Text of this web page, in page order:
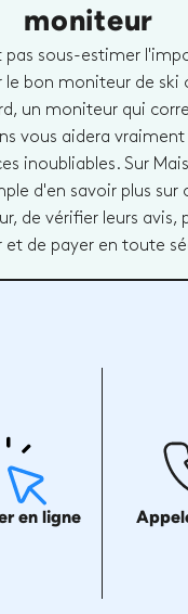
moniteur
pas sous-estimer
le bon moniteur de ski
un moniteur qui
vous aidera vraiment
inoubliables. Sur
d'en savoir plus sur
de vérifier leurs avis,
et de payer en toute
en ligne